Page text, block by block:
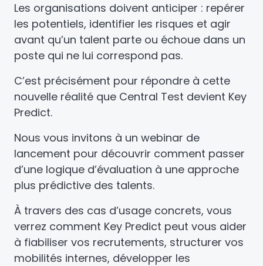
Les organisations doivent anticiper : repérer
les potentiels, identifier les risques et agir
avant qu’un talent parte ou échoue dans un
poste qui ne lui correspond pas.
C’est précisément pour répondre à cette
nouvelle réalité que Central Test devient Key
Predict.
Nous vous invitons à un webinar de
lancement pour découvrir comment passer
d’une logique d’évaluation à une approche
plus prédictive des talents.
À travers des cas d’usage concrets, vous
verrez comment Key Predict peut vous aider
à fiabiliser vos recrutements, structurer vos
mobilités internes, développer les